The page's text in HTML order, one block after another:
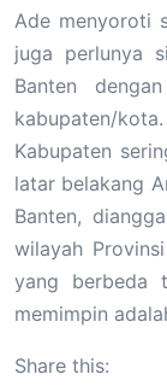
Ade menyoroti
juga perlunya
Banten
kabupaten/
Kabupaten
latar belakang
Banten,
wilayah
yang berbeda
memimpin
Share this: